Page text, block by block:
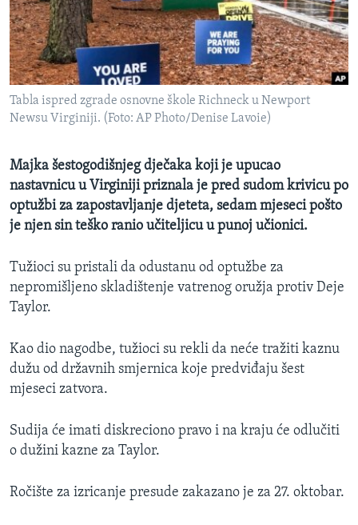
MAGAZIN
O GLASU AMERIKE
Learning English
PRATITE NAS
Jezici
Tabla ispred zgrade osnovne škole Richneck u Newport
Newsu Virginiji. (Foto: AP Photo/Denise Lavoie)
Majka šestogodišnjeg dječaka koji je upucao
nastavnicu u Virginiji priznala je pred sudom krivicu po
optužbi za zapostavljanje djeteta, sedam mjeseci pošto
je njen sin teško ranio učiteljicu u punoj učionici.
Tužioci su pristali da odustanu od optužbe za
nepromišljeno skladištenje vatrenog oružja protiv Deje
Taylor.
Kao dio nagodbe, tužioci su rekli da neće tražiti kaznu
dužu od državnih smjernica koje predviđaju šest
mjeseci zatvora.
Sudija će imati diskreciono pravo i na kraju će odlučiti
o dužini kazne za Taylor.
Ročište za izricanje presude zakazano je za 27. oktobar.